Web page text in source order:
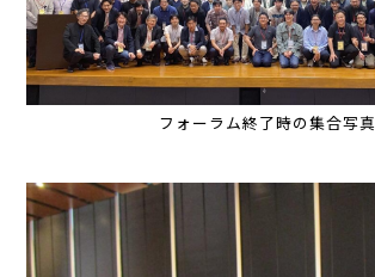
フォーラム終了時の集合写真